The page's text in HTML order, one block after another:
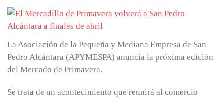
La Asociación de la Pequeña y Mediana Empresa de San
Pedro Alcántara (APYMESPA) anuncia la próxima edición
del Mercado de Primavera.
Se trata de un acontecimiento que reunirá al comercio